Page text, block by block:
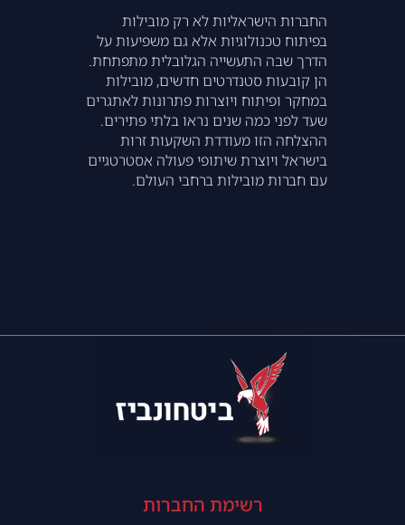
החברות הישראליות לא רק מובילות
בפיתוח טכנולוגיות אלא גם משפיעות על
הדרך שבה התעשייה הגלובלית מתפתחת.
הן קובעות סטנדרטים חדשים, מובילות
במחקר ופיתוח ויוצרות פתרונות לאתגרים
שעד לפני כמה שנים נראו בלתי פתירים.
ההצלחה הזו מעודדת השקעות זרות
בישראל ויוצרת שיתופי פעולה אסטרטגיים
עם חברות מובילות ברחבי העולם.
רשימת החברות